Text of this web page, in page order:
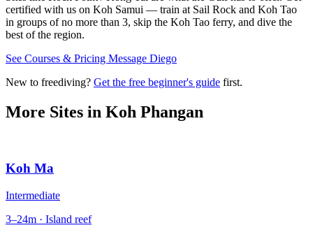
certified with us on Koh Samui — train at Sail Rock and Koh Tao
in groups of no more than 3, skip the Koh Tao ferry, and dive the
best of the region.
See Courses & Pricing Message Diego
New to freediving? Get the free beginner's guide first.
More Sites in Koh Phangan
Koh Ma
Intermediate
3–24m · Island reef